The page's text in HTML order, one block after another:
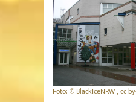
Foto: © BlackIceNRW , cc